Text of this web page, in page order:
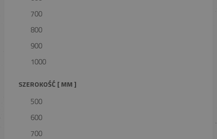
700
800
900
1000
SZEROKOŚĆ [ MM ]
500
600
700